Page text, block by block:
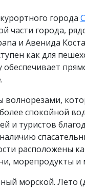
города
части города,
и Авенида
как для
обеспечивает
спокойной
и туристов
расположены
морепродукты и
морской. Лето